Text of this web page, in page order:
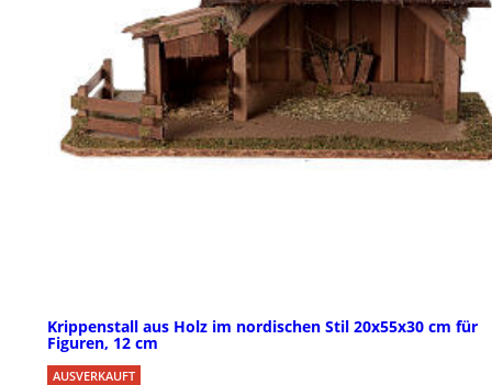
Krippenstall aus Holz im nordischen Stil 20x55x30 cm für
Figuren, 12 cm
AUSVERKAUFT